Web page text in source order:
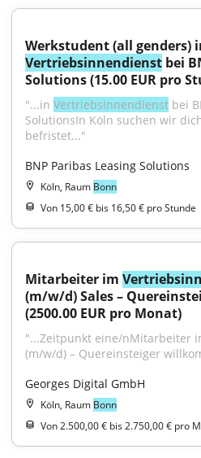
Vertriebsinnendienst bei
Solutions (15.00 EUR pro
"...in Vertriebsinnendienst bei
SolutionsIn Köln suchen wir
befristet..."
BNP Paribas Leasing Solutions
Köln, Raum Bonn
Von 15,00 € bis 16,50 € pro Stunde
Mitarbeiter im
(m/w/d) Sales –
(2500.00 EUR pro Monat)
"...Zeitpunkt eine/nMitarbeiter
(m/w/d) – Quereinsteiger
Georges Digital GmbH
Köln, Raum Bonn
Von 2.500,00 € bis 2.750,00 € pro